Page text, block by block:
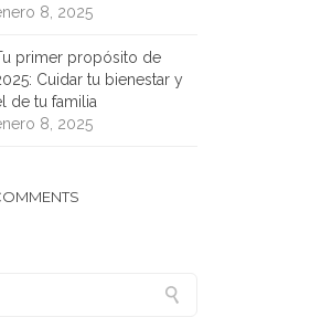
8, 2025
primer propósito de
Cuidar tu bienestar y
de tu familia
8, 2025